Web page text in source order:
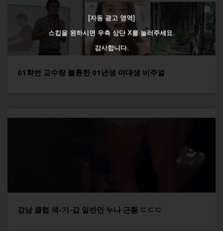
[자동 광고 영역]
스킵을 원하시면 우측 상단 X를 눌러주세요.
감사합니다.
01학번 교수랑 불륜한 01년생 여대생 비주얼
강남 클럽 색-기-갑 일반인 누나 근황 ㄷㄷㄷ